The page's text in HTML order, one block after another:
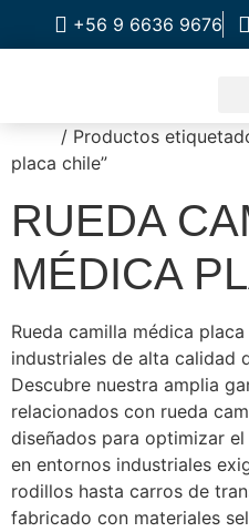
+56 9 6636 9676
/ Productos
placa chile”
RUEDA
MÉDICA
Rueda camilla médica
industriales de alta calidad
Descubre nuestra amplia
relacionados con rueda
diseñados para optimizar
en entornos industriales
rodillos hasta carros de
fabricado con materiales